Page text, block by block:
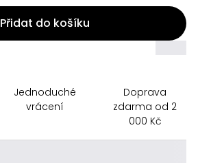
Přidat do košíku
Jednoduché
vrácení
Doprava
zdarma od 2
000 Kč